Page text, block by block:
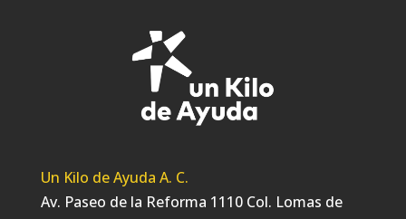
Un Kilo de Ayuda A. C.
Av. Paseo de la Reforma 1110 Col. Lomas de